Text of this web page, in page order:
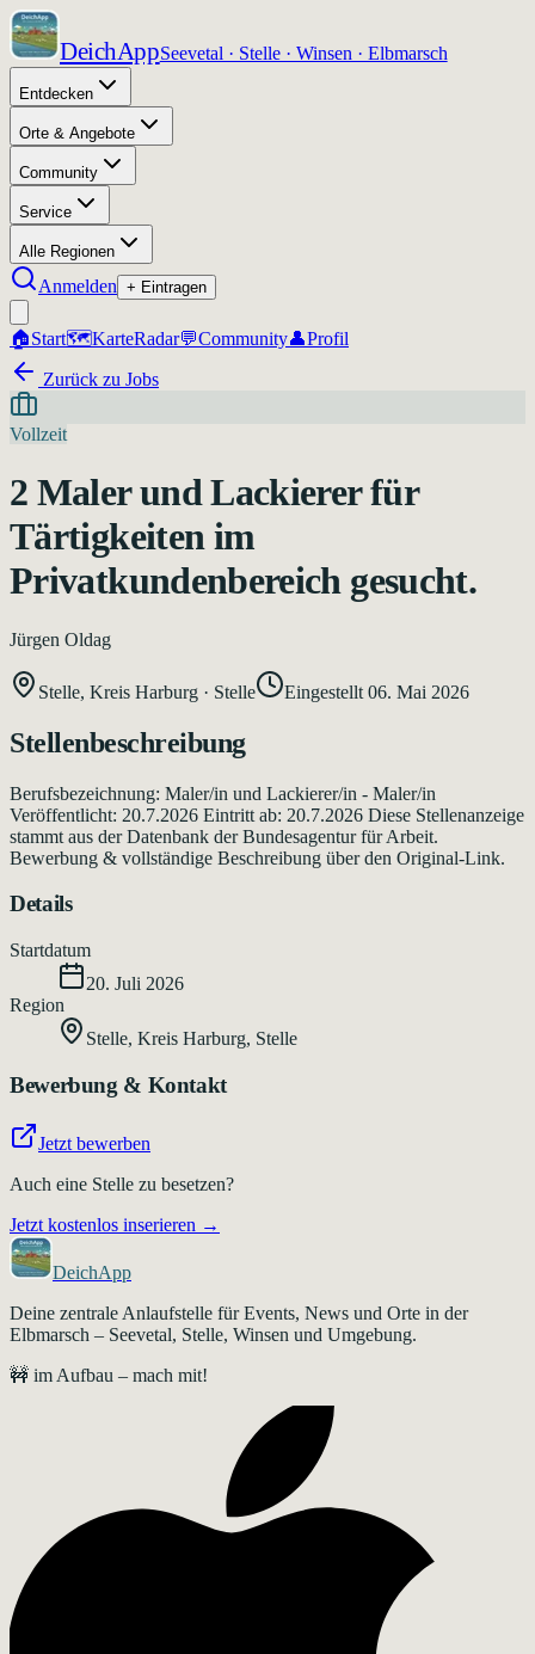
DeichAppSeevetal · Stelle · Winsen · Elbmarsch
Entdecken
Orte & Angebote
Community
Service
Alle Regionen
Anmelden + Eintragen
🏠Start🗺️KarteRadar💬Community👤Profil
Zurück zu Jobs
Vollzeit
2 Maler und Lackierer für
Tärtigkeiten im
Privatkundenbereich gesucht.
Jürgen Oldag
Stelle, Kreis Harburg · Stelle Eingestellt 06. Mai 2026
Stellenbeschreibung
Berufsbezeichnung: Maler/in und Lackierer/in - Maler/in
Veröffentlicht: 20.7.2026 Eintritt ab: 20.7.2026 Diese Stellenanzeige
stammt aus der Datenbank der Bundesagentur für Arbeit.
Bewerbung & vollständige Beschreibung über den Original-Link.
Details
Startdatum
20. Juli 2026
Region
Stelle, Kreis Harburg, Stelle
Bewerbung & Kontakt
Jetzt bewerben
Auch eine Stelle zu besetzen?
Jetzt kostenlos inserieren →
DeichApp
Deine zentrale Anlaufstelle für Events, News und Orte in der
Elbmarsch – Seevetal, Stelle, Winsen und Umgebung.
🚧 im Aufbau – mach mit!